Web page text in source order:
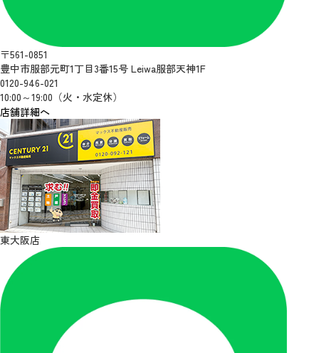
〒561-0851
豊中市服部元町1丁目3番15号 Leiwa服部天神1F
0120-946-021
10:00～19:00（火・水定休）
店舗詳細へ
東大阪店